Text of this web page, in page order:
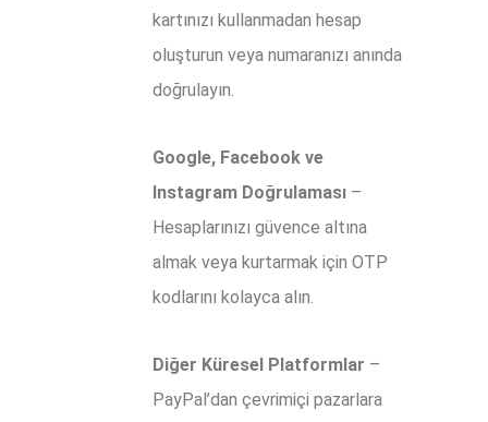
kartınızı kullanmadan hesap
oluşturun veya numaranızı anında
doğrulayın.
Google, Facebook ve
Instagram Doğrulaması –
Hesaplarınızı güvence altına
almak veya kurtarmak için OTP
kodlarını kolayca alın.
Diğer Küresel Platformlar –
PayPal’dan çevrimiçi pazarlara